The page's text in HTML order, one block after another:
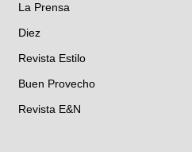
La Prensa
Diez
Revista Estilo
Buen Provecho
Revista E&N